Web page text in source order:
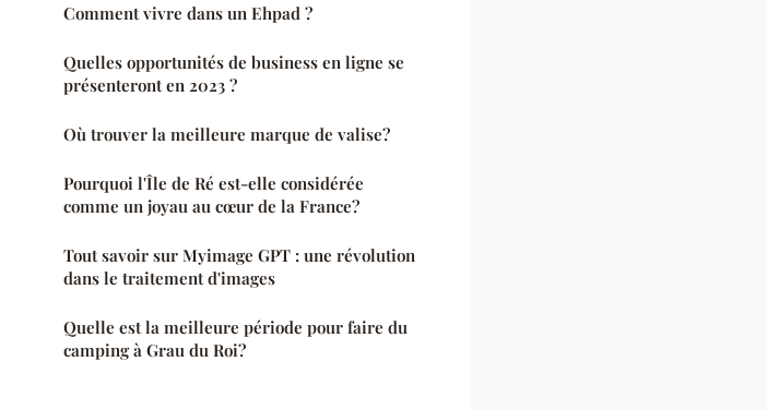
Comment vivre dans un Ehpad ?
Quelles opportunités de business en ligne se
présenteront en 2023 ?
Où trouver la meilleure marque de valise?
Pourquoi l'Île de Ré est-elle considérée
comme un joyau au cœur de la France?
Tout savoir sur Myimage GPT : une révolution
dans le traitement d'images
Quelle est la meilleure période pour faire du
camping à Grau du Roi?